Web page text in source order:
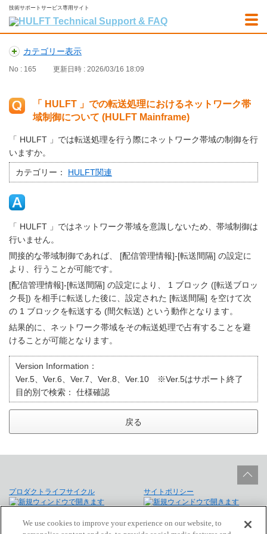
技術サポートサービス専用サイト
カテゴリー表示
No : 165 更新日時 : 2026/03/16 18:09
「 HULFT 」での転送処理におけるネットワーク帯
域制御について (HULFT Mainframe)
「 HULFT 」では転送処理を行う際にネットワーク帯域の制御を行
いますか。
カテゴリー： HULFT関連
「 HULFT 」ではネットワーク帯域を意識しないため、帯域制御は
行いません。
間接的な帯域制御であれば、 [配信管理情報]-[転送間隔] の設定に
より、行うことが可能です。
[配信管理情報]-[転送間隔] の設定により、 1 ブロック ([転送ブロッ
ク長]) を相手に転送した後に、設定された [転送間隔] を空けて次
の 1 ブロックを転送する (間欠転送) という動作となります。
結果的に、ネットワーク帯域をその転送処理で占有することを避
けることが可能となります。
Version Information：
Ver.5、Ver.6、Ver.7、Ver.8、Ver.10 ※Ver.5はサポート終了
目的別で検索：
仕様確認
戻る
プロダクトライフサイクル サイトポリシー
個人情報保護法に基づく公表事項 免責事項
We use cookies to improve your experience on our website, to